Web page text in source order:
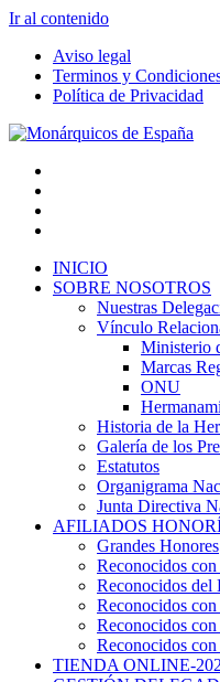
Ir al contenido
Aviso legal
Terminos y
Política de Privacidad
INICIO
SOBRE NOSOTROS
Nuestras
Vínculo
Ministerio
Marcas
ONU
Historia de la
Galería de los
Estatutos
Organigrama
Junta Directiva
AFILIADOS
Grandes Honores
Reconocidos
Reconocidos del
Reconocidos
Reconocidos
Reconocidos
TIENDA ONLINE-